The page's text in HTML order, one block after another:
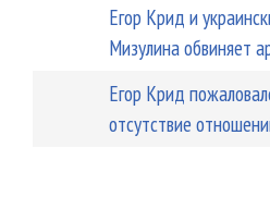
Егор Крид и
Мизулина обвиняет
Егор Крид
отсутствие